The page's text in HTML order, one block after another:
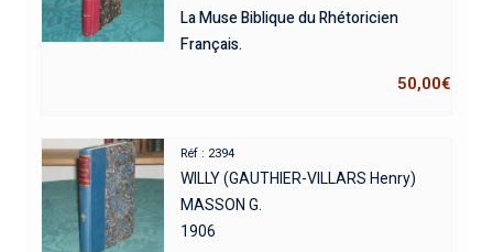
La Muse Biblique du Rhétoricien
Français.
50,00€
Réf : 2394
WILLY (GAUTHIER-VILLARS Henry)
MASSON G.
1906